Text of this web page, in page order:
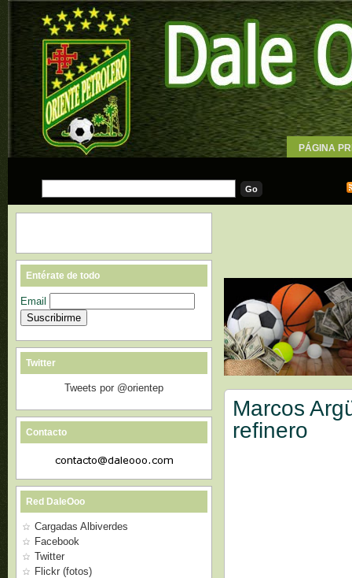
PÁGINA
Marcos
refinero
Entérate de todo
Email
Twitter
Tweets por @orientep
Contacto
Red DaleOoo
Cargadas Albiverdes
Facebook
Twitter
Flickr (fotos)